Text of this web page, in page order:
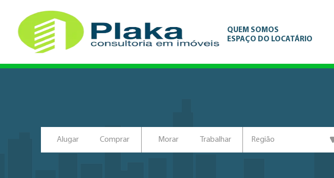
QUEM SOMOS
ESPAÇO DO LOCATÁRIO
Alugar Comprar Morar Trabalhar Região